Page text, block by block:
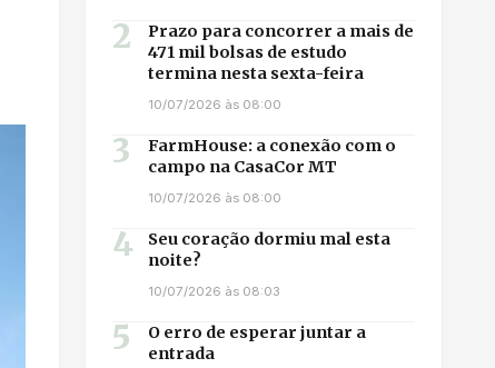
2
Prazo para concorrer a mais de
471 mil bolsas de estudo
termina nesta sexta-feira
10/07/2026 às 08:00
3
FarmHouse: a conexão com o
campo na CasaCor MT
10/07/2026 às 08:00
4
Seu coração dormiu mal esta
noite?
10/07/2026 às 08:03
5
O erro de esperar juntar a
entrada